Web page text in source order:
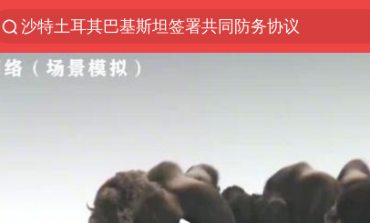
沙特土耳其巴基斯坦签署共同防务协议
“电影+”如何激发千亿级消费新活力？
台风白海豚已进入24小时警戒线
四川宜宾市高县4.9级地震致1人死亡